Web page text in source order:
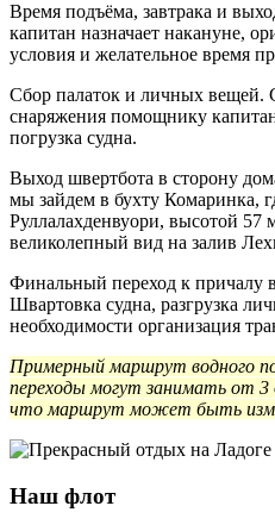
Время подъёма, завтрака и
капитан назначает накануне,
условия и желательное время
Сбор палаток и личных вещей.
снаряжения помощнику
погрузка судна.
Выход швертбота в сторону
мы зайдем в бухту Комаринка,
Руллалахденвуори, высотой 57
великолепный вид на залив
Финальный переход к причалу
Швартовка судна, разгрузка
необходимости организация
Примерный маршрут водного
переходы могут занимать от 3
что маршрут может быть
Наш флот